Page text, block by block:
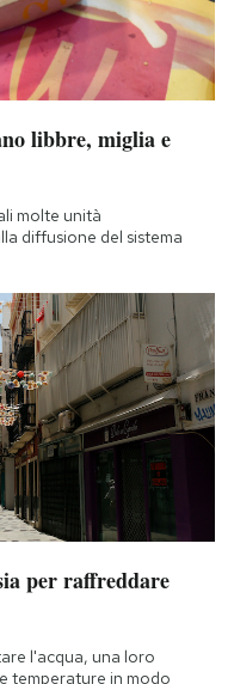
libbre, miglia e
molte unità
diffusione del sistema
per raffreddare
l'acqua, una loro
temperature in modo